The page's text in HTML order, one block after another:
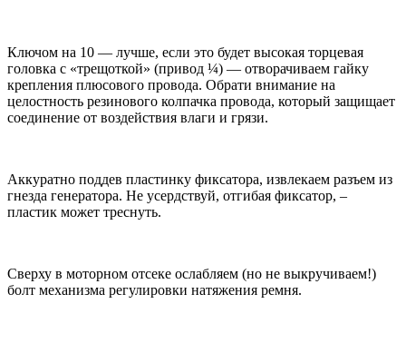
Ключом на 10 — лучше, если это будет высокая торцевая
головка с «трещоткой» (привод ¼) — отворачиваем гайку
крепления плюсового провода. Обрати внимание на
целостность резинового колпачка провода, который защищает
соединение от воздействия влаги и грязи.
Аккуратно поддев пластинку фиксатора, извлекаем разъем из
гнезда генератора. Не усердствуй, отгибая фиксатор, –
пластик может треснуть.
Сверху в моторном отсеке ослабляем (но не выкручиваем!)
болт механизма регулировки натяжения ремня.